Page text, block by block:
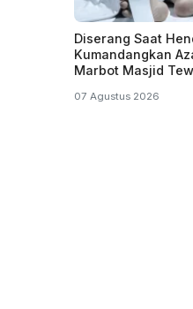
Diserang Saat
Kumandangkan
Marbot Masjid
Samurai
07 Agustus 2026